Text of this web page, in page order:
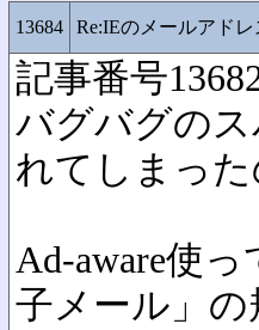
13684 Re:IEのメールアド
記事番号
バグバグの
れてしまった
Ad-aware使
子メール」の